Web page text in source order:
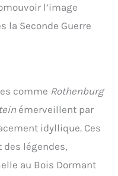
l’image
la Seconde Guerre
comme Rothenburg
émerveillent par
idyllique. Ces
légendes,
au Bois Dormant